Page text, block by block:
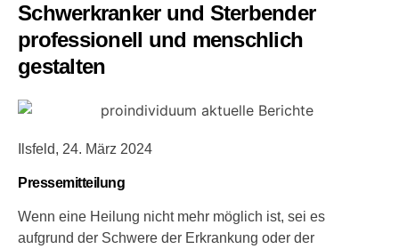
Schwerkranker und Sterbender
professionell und menschlich
gestalten
Ilsfeld, 24. März 2024
Pressemitteilung
Wenn eine Heilung nicht mehr möglich ist, sei es
aufgrund der Schwere der Erkrankung oder der